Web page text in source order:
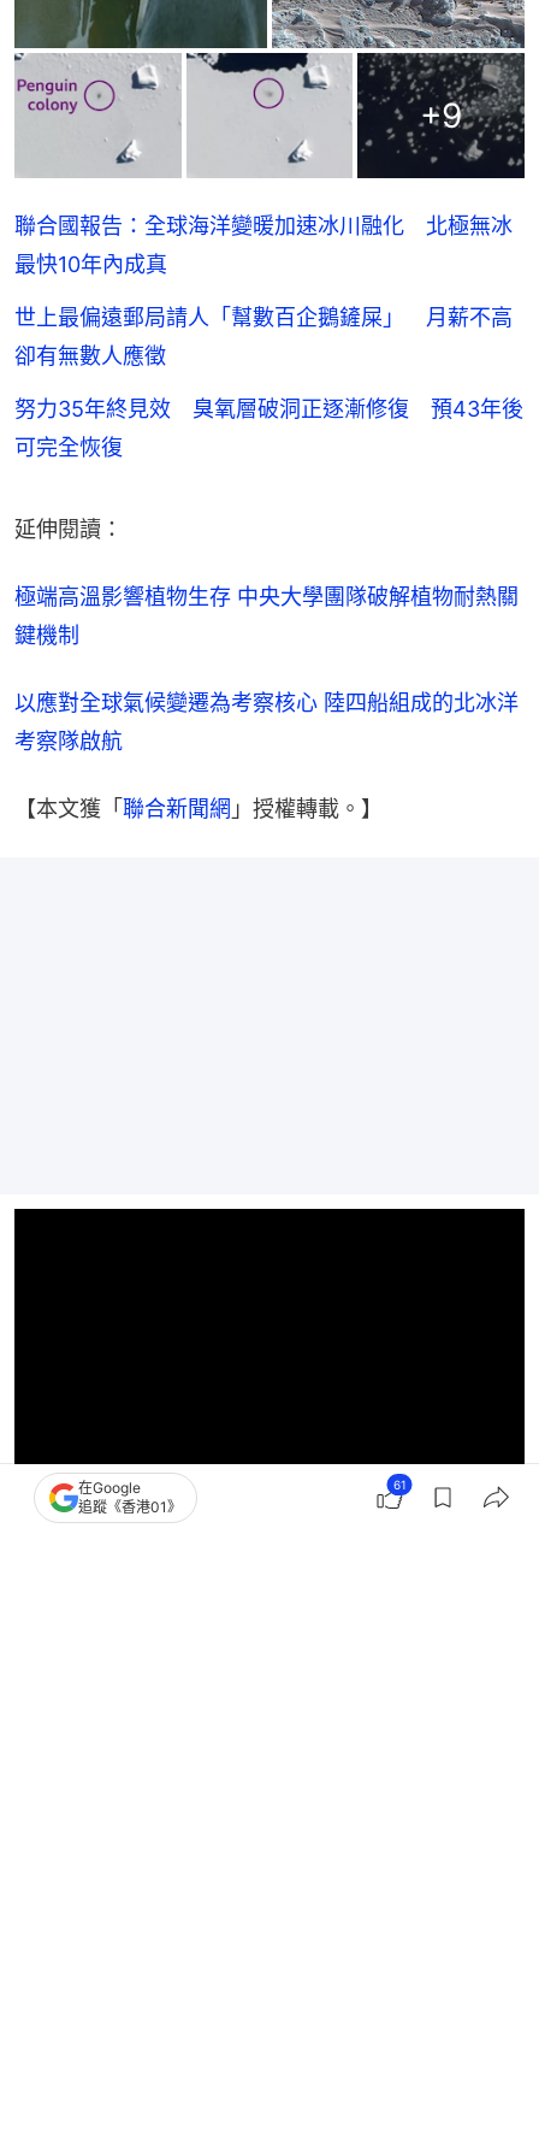
+9
聯合國報告：全球海洋變暖加速冰川融化 北極無冰
最快10年內成真
世上最偏遠郵局請人「幫數百企鵝鏟屎」 月薪不高
卻有無數人應徵
努力35年終見效 臭氧層破洞正逐漸修復 預43年後
可完全恢復
延伸閱讀：
極端高溫影響植物生存 中央大學團隊破解植物耐熱關
鍵機制
以應對全球氣候變遷為考察核心 陸四船組成的北冰洋
考察隊啟航
【本文獲「 聯合新聞網 」授權轉載。】
在Google
追蹤《香港01》
61